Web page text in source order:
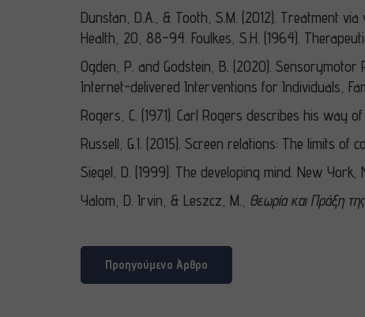
Dunstan, D.A., & Tooth, S.M. (2012). Treatment
Health, 20, 88–94. Foulkes, S.H. (1964).
Ogden, P. and Godstein, B. (2020).
Internet-delivered Interventions for Individuals,
Rogers, C. (1971). Carl Rogers describes his way
Russell, G.I. (2015). Screen relations: The limits
Siegel, D. (1999). The developing mind. New York,
Yalom, D. Irvin, & Leszcz, M., Θεωρία και Πράξη
Προηγούμενο Άρθρο